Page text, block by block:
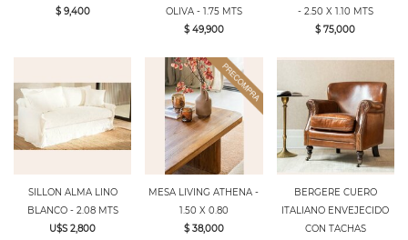
$ 9,400
OLIVA - 1.75 MTS
$ 49,900
- 2.50 X 1.10 MTS
$ 75,000
SILLON ALMA LINO
BLANCO - 2.08 MTS
U$S 2,800
MESA LIVING ATHENA -
1.50 X 0.80
$ 38,000
BERGERE CUERO
ITALIANO ENVEJECIDO
CON TACHAS